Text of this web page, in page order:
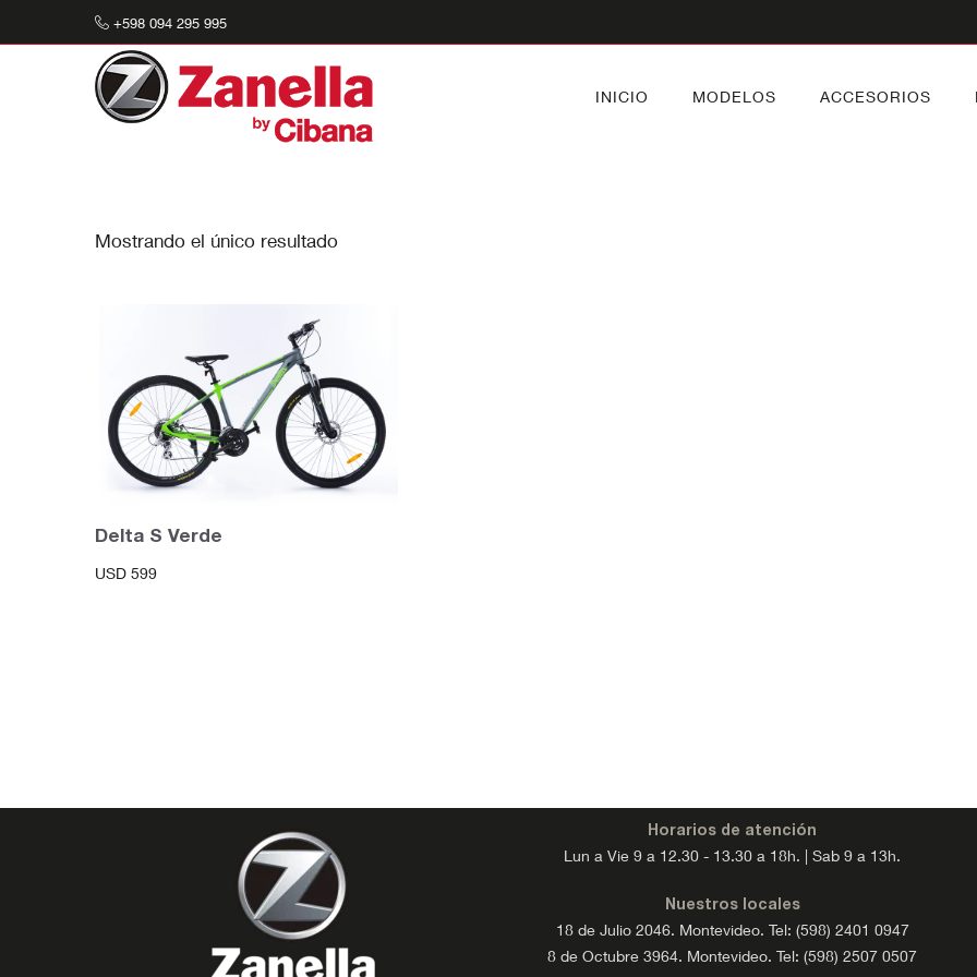
+598 094 295 995
INICIO MODELOS ACCESORIOS
Mostrando el único resultado
Delta S Verde
USD599
Horarios de atención
Lun a Vie 9 a 12.30 - 13.30 a 18h. | Sab 9 a 13h.
Nuestros locales
18 de Julio 2046. Montevideo. Tel: (598) 2401 0947
8 de Octubre 3964. Montevideo. Tel: (598) 2507 0507